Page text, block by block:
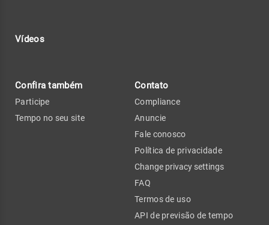
Vídeos
Confira também
Participe
Tempo no seu site
Contato
Compliance
Anuncie
Fale conosco
Política de privacidade
Change privacy settings
FAQ
Termos de uso
API de previsão de tempo